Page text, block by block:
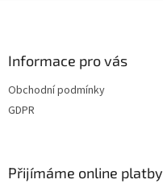
Informace pro vás
Obchodní podmínky
GDPR
Přijímáme online platby